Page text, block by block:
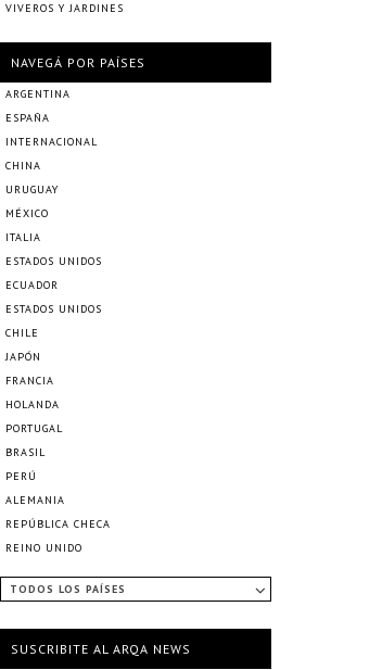
VIVEROS Y JARDINES
NAVEGÁ POR PAÍSES
ARGENTINA
ESPAÑA
INTERNACIONAL
CHINA
URUGUAY
MÉXICO
ITALIA
ESTADOS UNIDOS
ECUADOR
ESTADOS UNIDOS
CHILE
JAPÓN
FRANCIA
HOLANDA
PORTUGAL
BRASIL
PERÚ
ALEMANIA
REPÚBLICA CHECA
REINO UNIDO
TODOS LOS PAÍSES
SUSCRIBITE AL ARQA NEWS